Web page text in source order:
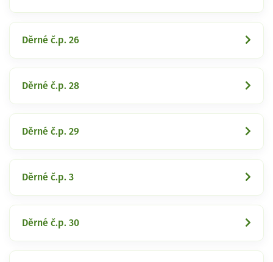
Děrné č.p. 26
Děrné č.p. 28
Děrné č.p. 29
Děrné č.p. 3
Děrné č.p. 30